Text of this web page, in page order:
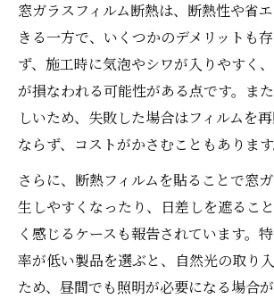
窓ガラスフィルム断熱は、断熱性や省
きる一方で、いくつかのデメリットも
ず、施工時に気泡やシワが入りやすく
が損なわれる可能性がある点です。ま
しいため、失敗した場合はフィルムを
ならず、コストがかさむこともあります
さらに、断熱フィルムを貼ることで窓
生しやすくなったり、日差しを遮るこ
く感じるケースも報告されています。
率が低い製品を選ぶと、自然光の取り
ため、昼間でも照明が必要になる場合が